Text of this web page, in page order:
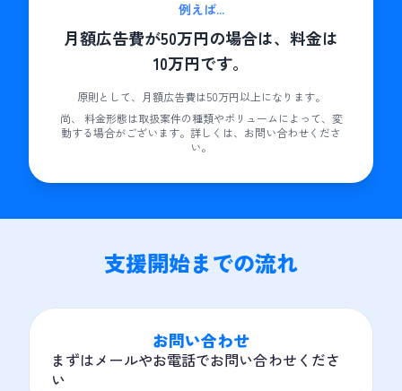
例えば...
月額広告費が50万円の場合は、料金は
10万円です。
原則として、月額広告費は50万円以上になります。
尚、 料金形態は取扱案件の種類やボリュームによって、変
動する場合がございます。詳しくは、お問い合わせくださ
い。
支援開始までの流れ
お問い合わせ
まずはメールやお電話でお問い合わせくださ
い